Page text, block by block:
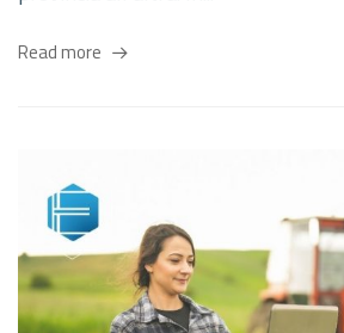
Read more